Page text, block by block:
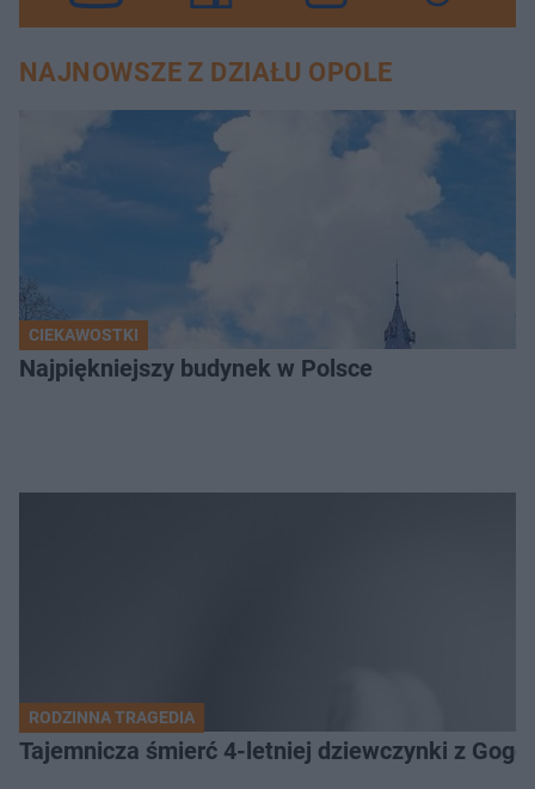
NAJNOWSZE Z DZIAŁU OPOLE
CIEKAWOSTKI
Najpiękniejszy budynek w Polsce
RODZINNA TRAGEDIA
Tajemnicza śmierć 4-letniej dziewczynki z